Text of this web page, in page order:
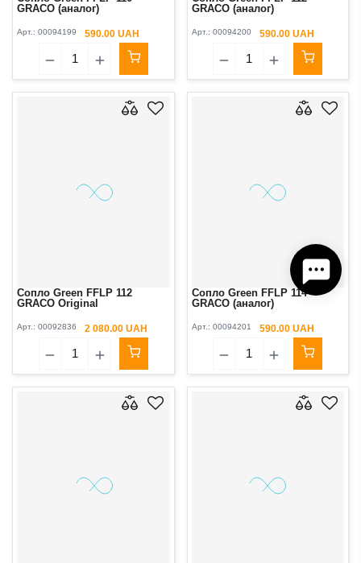
GRACO (аналог)
Арт.: 00094199 590.00 UAH
GRACO (аналог)
Арт.: 00094200 590.00 UAH
Сопло Green FFLP 112
GRACO Original
Арт.: 00092836 2 080.00 UAH
Сопло Green FFLP 114
GRACO (аналог)
Арт.: 00094201 590.00 UAH